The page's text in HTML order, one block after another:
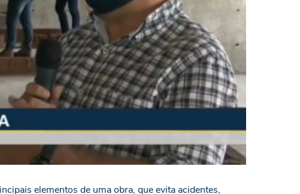
elementos de uma obra, que evita acidentes,